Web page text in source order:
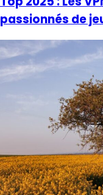
passionnés de